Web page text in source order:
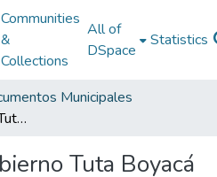
Communities
&
Collections
All of
DSpace
Statistics
Municipales
Programa de Gobierno Tuta Boyacá 2012 - 2015: PG Tuta Boyacá 2012 - 2015
Tuta Boyacá